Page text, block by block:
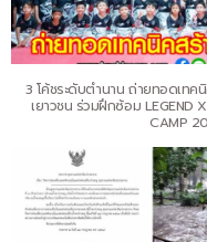
3 โค้ชระดับตำนาน ถ่ายทอดเทค
เยาวชน ร่วมฝึกซ้อม LEGEND
CAMP